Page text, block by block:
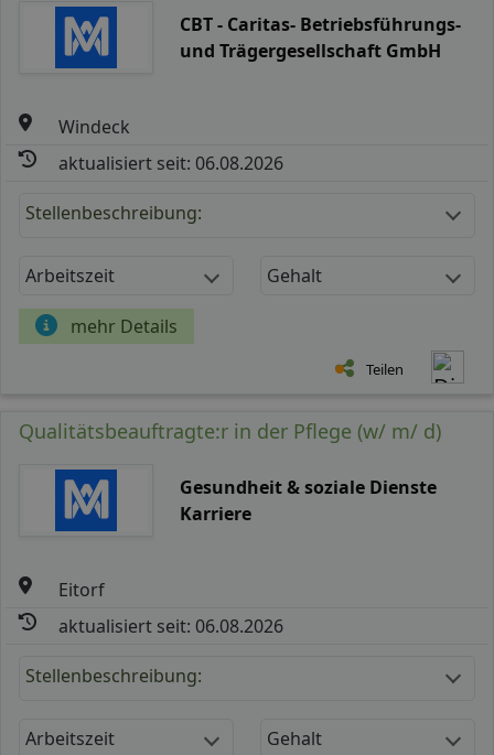
CBT - Caritas- Betriebsführungs-
und Trägergesellschaft GmbH
Windeck
aktualisiert seit: 06.08.2026
Stellenbeschreibung:
Arbeitszeit Gehalt
mehr Details
Teilen
Qualitätsbeauftragte:r in der Pflege (w/ m/ d)
Gesundheit & soziale Dienste
Karriere
Eitorf
aktualisiert seit: 06.08.2026
Stellenbeschreibung:
Arbeitszeit Gehalt